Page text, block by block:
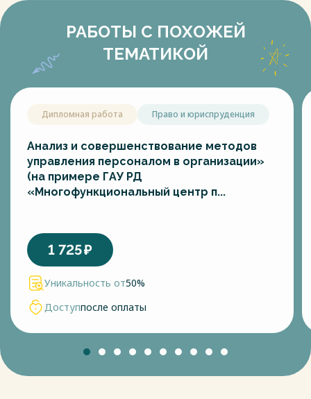
РАБОТЫ С ПОХОЖЕЙ
ТЕМАТИКОЙ
Дипломная работа Право и юриспруденция
Анализ и совершенствование методов
управления персоналом в организации»
(на примере ГАУ РД
«Многофункциональный центр п...
1 725₽
Уникальность от50%
Доступпосле оплаты